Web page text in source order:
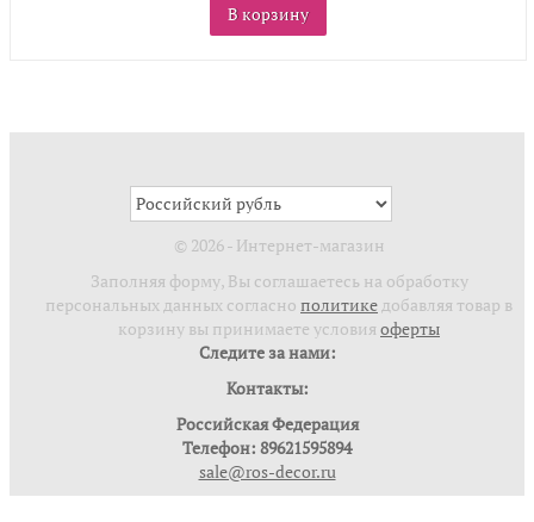
В корзину
© 2026 - Интернет-магазин
Заполняя форму, Вы соглашаетесь на обработку
персональных данных согласно политике добавляя товар в
корзину вы принимаете условия оферты
Следите за нами:
Контакты:
Российская Федерация
Телефон: 89621595894
sale@ros-decor.ru